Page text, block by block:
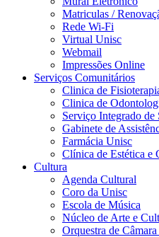
Matriculas /
Rede Wi-Fi
Virtual Unisc
Webmail
Impressões Online
Serviços Comunitários
Clinica de
Clinica de
Serviço Integrado de
Gabinete de
Farmácia Unisc
Clínica de Estética e
Cultura
Agenda Cultural
Coro da Unisc
Escola de Música
Núcleo de Arte e
Orquestra de